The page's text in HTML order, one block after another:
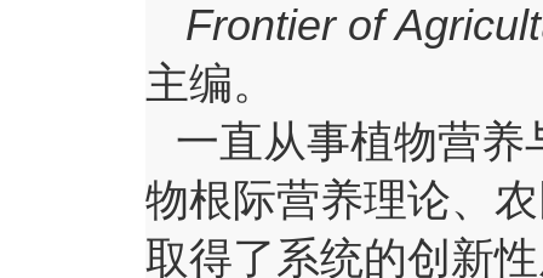
Frontier of
主编。
一直从事植物营养
物根际营养理论、
取得了系统的创新